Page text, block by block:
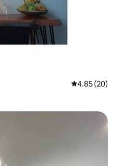
औसत रेटिंग 5 में
4.85 (20)